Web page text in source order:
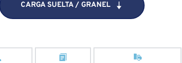
CARGA SUELTA / GRANEL